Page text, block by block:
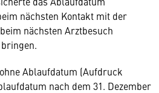
nächsten Kontakt mit der
nächsten Arztbesuch
Ablaufdatum (Aufdruck
nach dem 31. Dezember